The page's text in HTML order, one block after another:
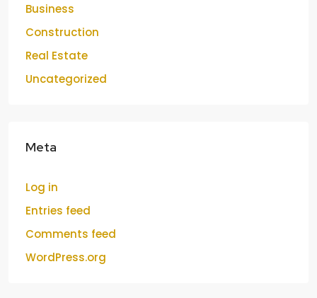
Business
Construction
Real Estate
Uncategorized
Meta
Log in
Entries feed
Comments feed
WordPress.org